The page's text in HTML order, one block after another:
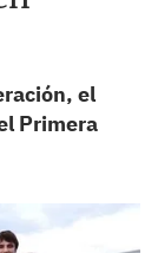
el
Primera